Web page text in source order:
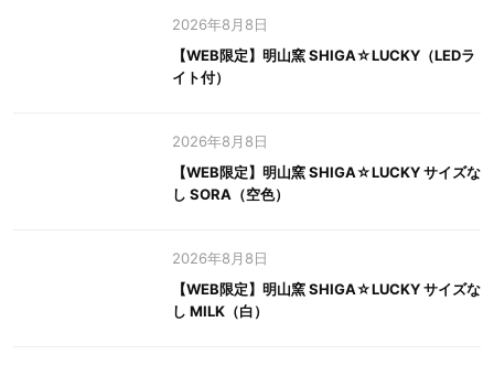
2026年8月8日
【WEB限定】明山窯 SHIGA☆LUCKY（LEDラ
イト付）
2026年8月8日
【WEB限定】明山窯 SHIGA☆LUCKY サイズな
し SORA（空色）
2026年8月8日
【WEB限定】明山窯 SHIGA☆LUCKY サイズな
し MILK（白）